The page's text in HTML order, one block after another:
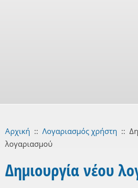
Αρχική :: Λογαριασμός χρήστη ::
λογαριασμού
Δημιουργία νέου